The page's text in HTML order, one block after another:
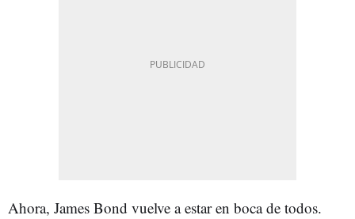
Ahora, James Bond vuelve a estar en boca de todos.